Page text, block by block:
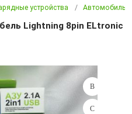
устройства
Lightning 8pin ELtronic